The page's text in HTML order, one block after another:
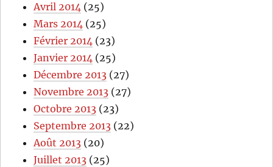
Avril 2014 (25)
Mars 2014 (25)
Février 2014 (23)
Janvier 2014 (25)
Décembre 2013 (27)
Novembre 2013 (27)
Octobre 2013 (23)
Septembre 2013 (22)
Août 2013 (20)
Juillet 2013 (25)